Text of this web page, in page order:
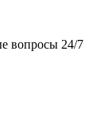
вопросы 24/7